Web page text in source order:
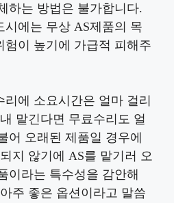
하는 방법은 불가합니다.
시에는 무상 AS제품의 목
험이 높기에 가급적 피해주
에 소요시간은 얼마 걸리
맡긴다면 무료수리도 얼
어 오래된 제품일 경우에
지 않기에 AS를 맡기러 오
이라는 특수성을 감안해
주 좋은 옵션이라고 말씀